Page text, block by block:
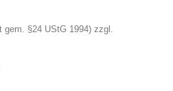
gem. §24 UStG 1994) zzgl.